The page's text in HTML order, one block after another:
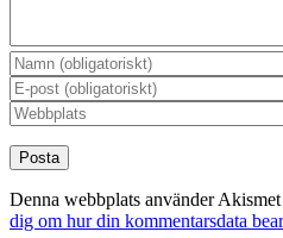
Denna webbplats använder
dig om hur din kommentarsdata